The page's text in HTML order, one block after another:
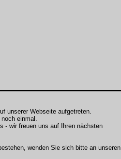
unserer Webseite aufgetreten.
einmal.
- wir freuen uns auf Ihren nächsten
wenden Sie sich bitte an unseren